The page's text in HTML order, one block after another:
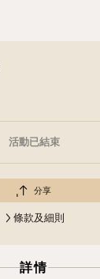
活動已結束
分享
條款及細則
詳情